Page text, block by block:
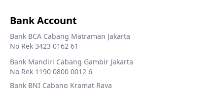
Bank Account
Bank BCA Cabang Matraman Jakarta
No Rek 3423 0162 61
Bank Mandiri Cabang Gambir Jakarta
No Rek 1190 0800 0012 6
Bank BNI Cabang Kramat Raya